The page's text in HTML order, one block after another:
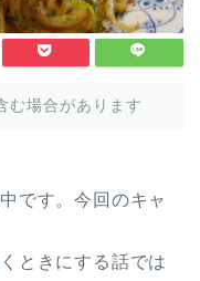
む場合があります
です。今回のキャ
ときにする話では